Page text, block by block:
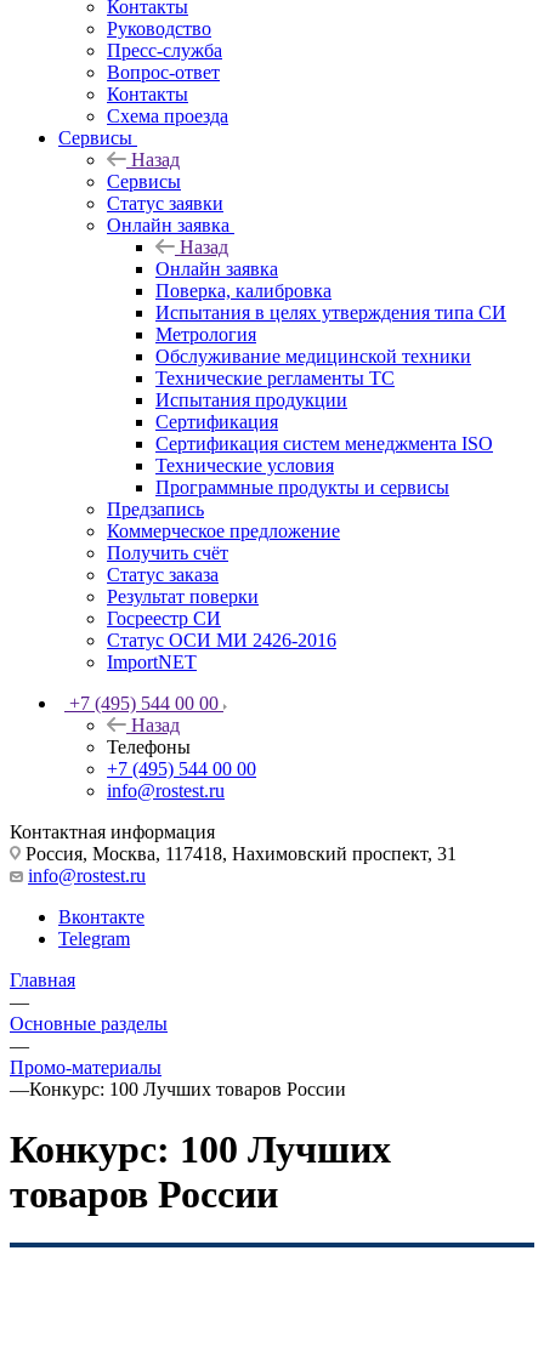
Контакты
Руководство
Пресс-служба
Вопрос-ответ
Контакты
Схема проезда
Сервисы
Назад
Сервисы
Статус заявки
Онлайн заявка
Назад
Онлайн заявка
Поверка, калибровка
Испытания в целях утверждения типа СИ
Метрология
Обслуживание медицинской техники
Технические регламенты ТС
Испытания продукции
Сертификация
Сертификация систем менеджмента ISO
Технические условия
Программные продукты и сервисы
Предзапись
Коммерческое предложение
Получить счёт
Статус заказа
Результат поверки
Госреестр СИ
Статус ОСИ МИ 2426-2016
ImportNET
+7 (495) 544 00 00
Назад
Телефоны
+7 (495) 544 00 00
info@rostest.ru
Контактная информация
Россия, Москва, 117418, Нахимовский проспект, 31
info@rostest.ru
Вконтакте
Telegram
Главная
—
Основные разделы
—
Промо-материалы
—Конкурс: 100 Лучших товаров России
Конкурс: 100 Лучших
товаров России